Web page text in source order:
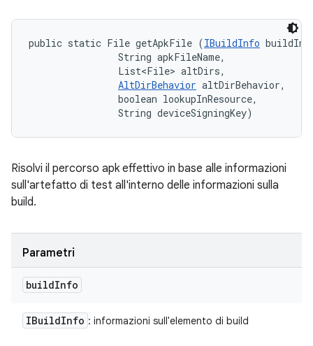
public static File getApkFile (IBuildInfo
                String apkFileName,
                List<File> altDirs,
AltDirBehavior altDirBehavior,
                boolean lookupInResource,
                String deviceSigningKey)
Risolvi il percorso apk effettivo in base alle informazioni
sull'artefatto di test all'interno delle informazioni sulla
build.
Parametri
buildInfo
IBuildInfo : informazioni sull'elemento di build